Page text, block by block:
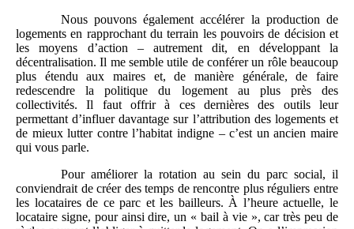
Nous pouvons également accélérer la production de
logements en rapprochant du terrain les pouvoirs de décision et
les moyens d’action – autrement dit, en développant la
décentralisation. Il me semble utile de conférer un rôle beaucoup
plus étendu aux maires et, de manière générale, de faire
redescendre la politique du logement au plus près des
collectivités. Il faut offrir à ces dernières des outils leur
permettant d’influer davantage sur l’attribution des logements et
de mieux lutter contre l’habitat indigne – c’est un ancien maire
qui vous parle.
Pour améliorer la rotation au sein du parc social, il
conviendrait de créer des temps de rencontre plus réguliers entre
les locataires de ce parc et les bailleurs. À l’heure actuelle, le
locataire signe, pour ainsi dire, un « bail à vie », car très peu de